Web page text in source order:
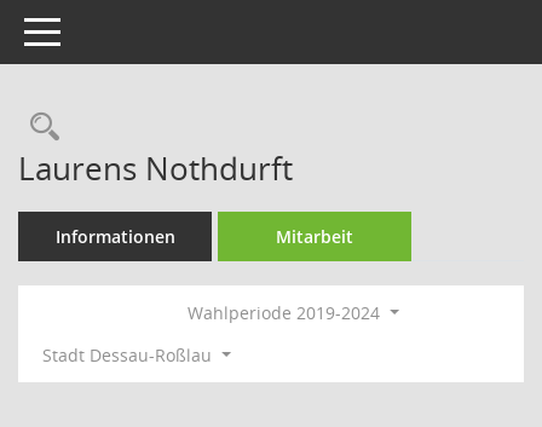
Toggle navigation
Rechercheauswahl
Laurens Nothdurft
Informationen Mitarbeit
Wahlperiode 2019-2024
Stadt Dessau-Roßlau